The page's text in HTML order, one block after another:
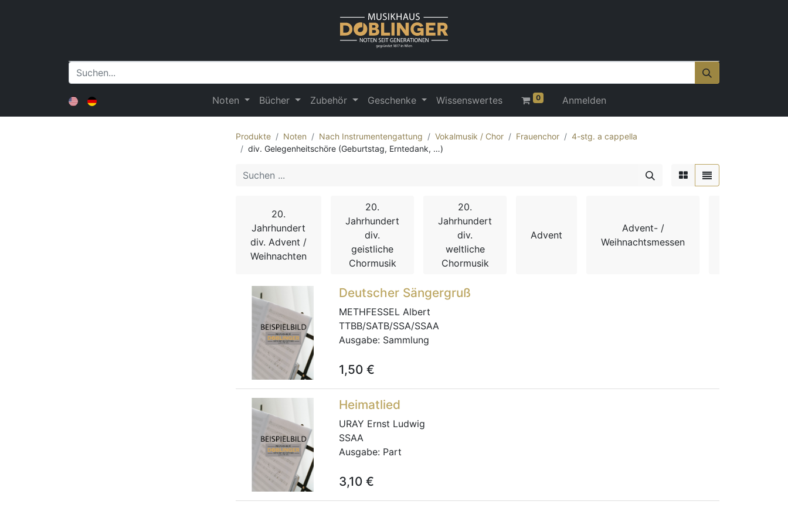
Noten Bücher Zubehör Geschenke Wissenswertes 0 Anmelden
Produkte Noten Nach Instrumentengattung Vokalmusik / Chor Frauenchor
4-stg. a cappella
div. Gelegenheitschöre (Geburtstag, Erntedank, …)
20.
Jahrhundert
div. Advent /
Weihnachten
20.
Jahrhundert
div.
geistliche
Chormusik
20.
Jahrhundert
div.
weltliche
Chormusik
Advent
Advent- /
Weihnachtsmessen
Deutscher Sängergruß
METHFESSEL Albert
TTBB/SATB/SSA/SSAA
Ausgabe: Sammlung
1,50 €
Heimatlied
URAY Ernst Ludwig
SSAA
Ausgabe: Part
3,10 €